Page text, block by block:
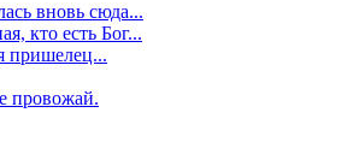
вновь сюда...
кто есть Бог...
пришелец...
провожай.